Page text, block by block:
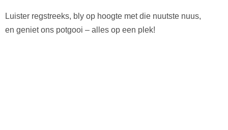
Luister regstreeks, bly op hoogte met die nuutste nuus,
en geniet ons potgooi – alles op een plek!